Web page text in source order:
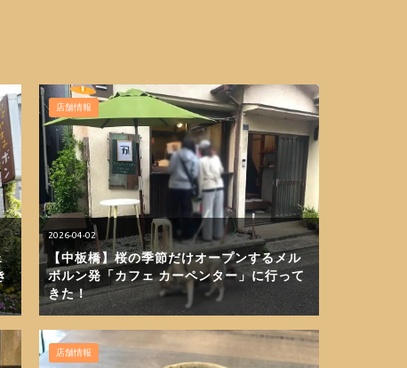
2026-04-02
【中板橋】桜の季節だけオープンするメル
ボルン発「カフェ カーペンター」に行って
きた！
店舗情報
店舗情報